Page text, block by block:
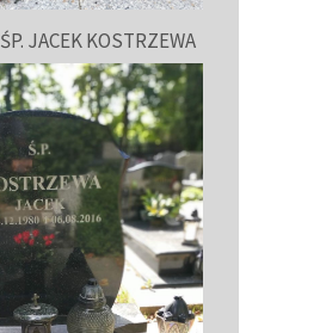
ŚP. JACEK KOSTRZEWA